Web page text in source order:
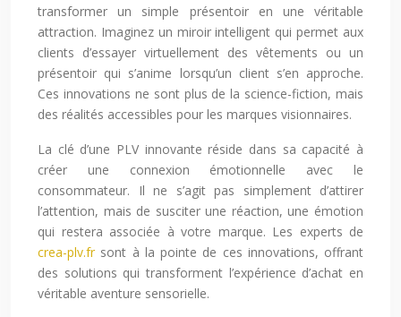
transformer un simple présentoir en une véritable
attraction. Imaginez un miroir intelligent qui permet aux
clients d’essayer virtuellement des vêtements ou un
présentoir qui s’anime lorsqu’un client s’en approche.
Ces innovations ne sont plus de la science-fiction, mais
des réalités accessibles pour les marques visionnaires.
La clé d’une PLV innovante réside dans sa capacité à
créer une connexion émotionnelle avec le
consommateur. Il ne s’agit pas simplement d’attirer
l’attention, mais de susciter une réaction, une émotion
qui restera associée à votre marque. Les experts de
crea-plv.fr sont à la pointe de ces innovations, offrant
des solutions qui transforment l’expérience d’achat en
véritable aventure sensorielle.